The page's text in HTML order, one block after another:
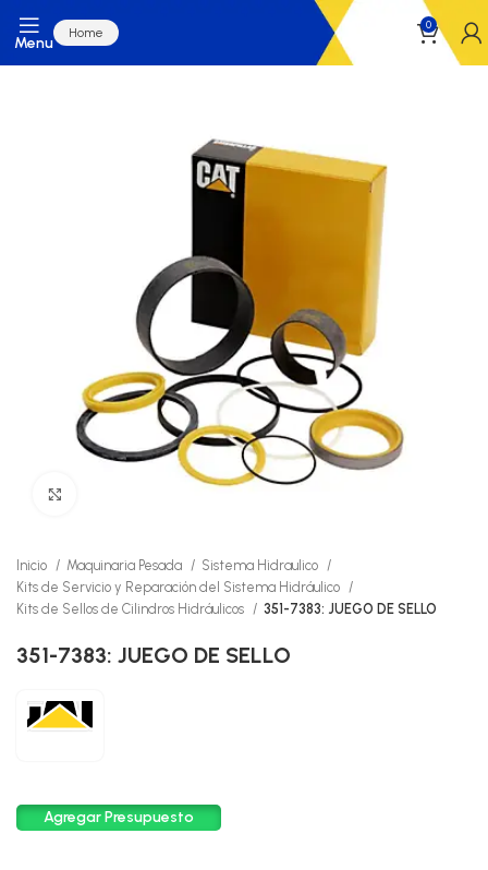
Menu
Home
0
Inicio Maquinaria Pesada
Sistema Hidraulico
Kits de Servicio y Reparación del Sistema Hidráulico
Kits de Sellos de Cilindros Hidráulicos
351-7383: JUEGO DE SELLO
351-7383: JUEGO DE SELLO
Agregar Presupuesto